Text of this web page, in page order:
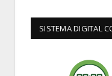
SISTEMA DIGITAL